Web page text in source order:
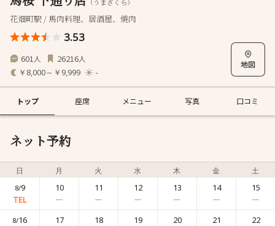
花畑町駅 / 馬肉料理、居酒屋、焼肉
3.53
601人 26216人
￥8,000～￥9,999 -
トップ 座席 メニュー 写真 口コミ
ネット予約
日 月 火 水 木 金 土
8/9 10 11 12 13 14 15
8/16 17 18 19 20 21 22